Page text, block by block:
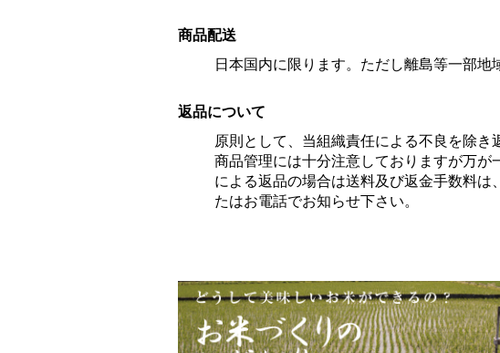
商品配送
日本国内に限ります。ただし離島等一部地
返品について
原則として、当組織責任による不良を除き
商品管理には十分注意しておりますが万
による返品の場合は送料及び返金手数料は
たはお電話でお知らせ下さい。